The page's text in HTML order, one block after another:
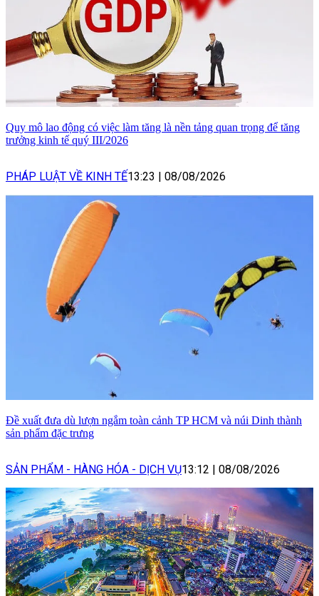
Quy mô lao động có việc làm tăng là nền tảng quan trọng để tăng
trưởng kinh tế quý III/2026
PHÁP LUẬT VỀ KINH TẾ13:23 08/08/2026
Đề xuất đưa dù lượn ngắm toàn cảnh TP HCM và núi Dinh thành
sản phẩm đặc trưng
SẢN PHẨM - HÀNG HÓA - DỊCH VỤ13:12 08/08/2026